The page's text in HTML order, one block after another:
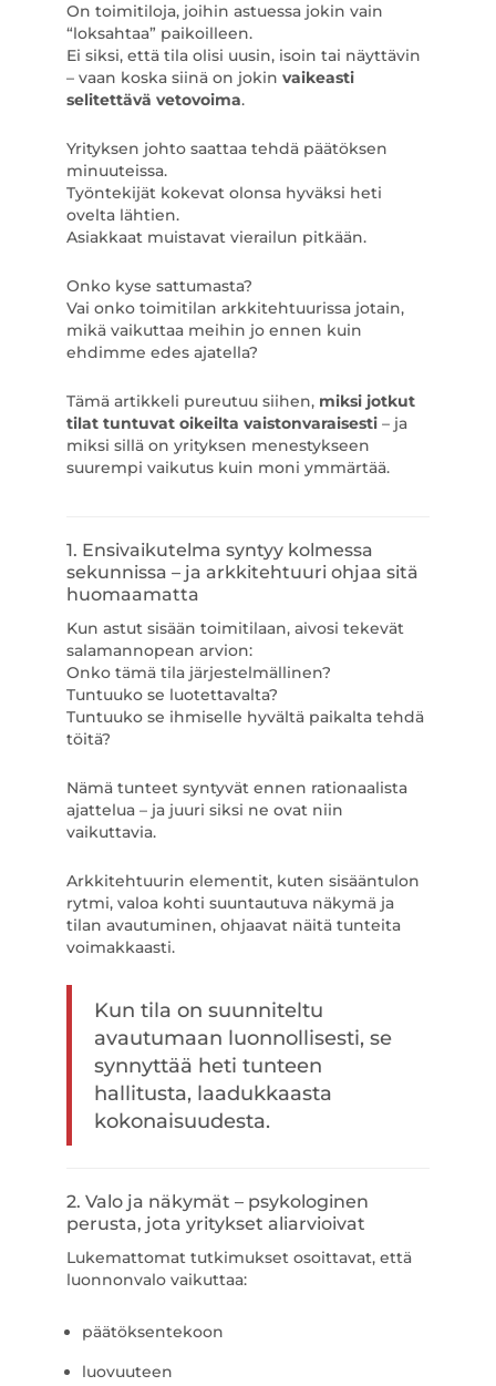
On toimitiloja, joihin astuessa jokin vain
“loksahtaa” paikoilleen.
Ei siksi, että tila olisi uusin, isoin tai näyttävin
– vaan koska siinä on jokin vaikeasti
selitettävä vetovoima.
Yrityksen johto saattaa tehdä päätöksen
minuuteissa.
Työntekijät kokevat olonsa hyväksi heti
ovelta lähtien.
Asiakkaat muistavat vierailun pitkään.
Onko kyse sattumasta?
Vai onko toimitilan arkkitehtuurissa jotain,
mikä vaikuttaa meihin jo ennen kuin
ehdimme edes ajatella?
Tämä artikkeli pureutuu siihen, miksi jotkut
tilat tuntuvat oikeilta vaistonvaraisesti– ja
miksi sillä on yrityksen menestykseen
suurempi vaikutus kuin moni ymmärtää.
1. Ensivaikutelma syntyy kolmessa
sekunnissa – ja arkkitehtuuri ohjaa sitä
huomaamatta
Kun astut sisään toimitilaan, aivosi tekevät
salamannopean arvion:
Onko tämä tila järjestelmällinen?
Tuntuuko se luotettavalta?
Tuntuuko se ihmiselle hyvältä paikalta tehdä
töitä?
Nämä tunteet syntyvät ennen rationaalista
ajattelua – ja juuri siksi ne ovat niin
vaikuttavia.
Arkkitehtuurin elementit, kuten sisääntulon
rytmi, valoa kohti suuntautuva näkymä ja
tilan avautuminen, ohjaavat näitä tunteita
voimakkaasti.
Kun tila on suunniteltu
avautumaan luonnollisesti, se
synnyttää heti tunteen
hallitusta, laadukkaasta
kokonaisuudesta.
2. Valo ja näkymät – psykologinen
perusta, jota yritykset aliarvioivat
Lukemattomat tutkimukset osoittavat, että
luonnonvalo vaikuttaa:
päätöksentekoon
luovuuteen